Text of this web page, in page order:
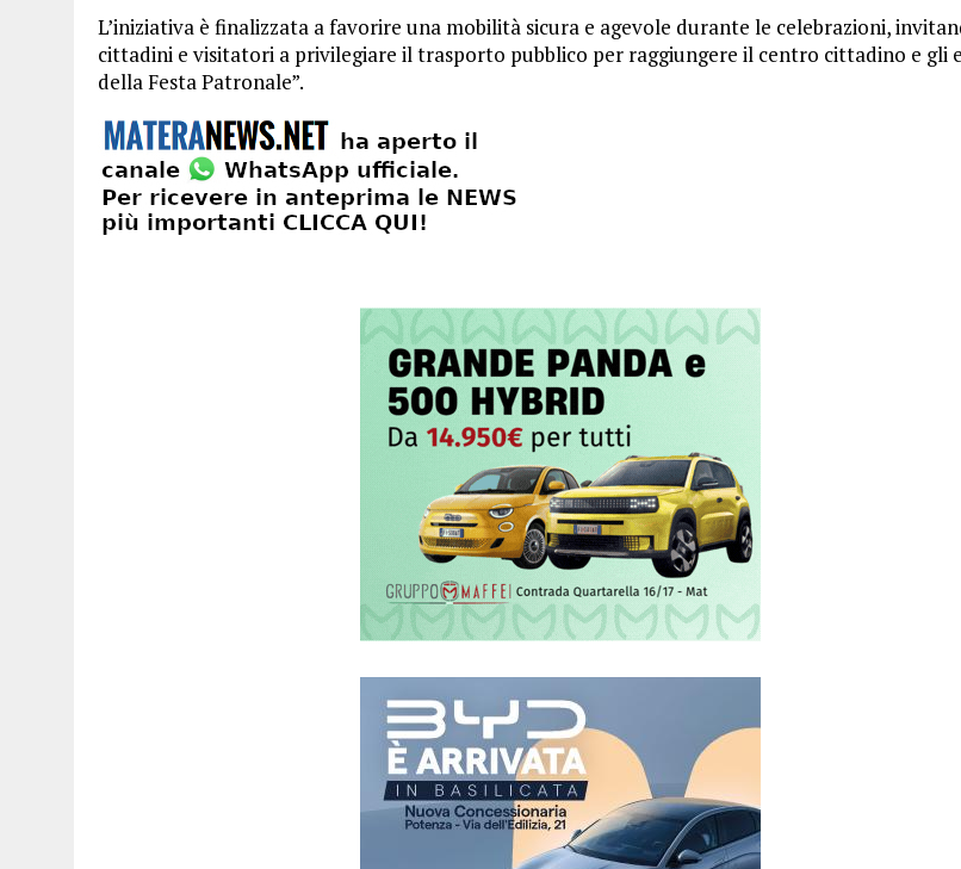
L’iniziativa è finalizzata a favorire una mobilità sicura e agevole durante le celebrazioni,
cittadini e visitatori a privilegiare il trasporto pubblico per raggiungere il centro cittadino e gli
della Festa Patronale”.